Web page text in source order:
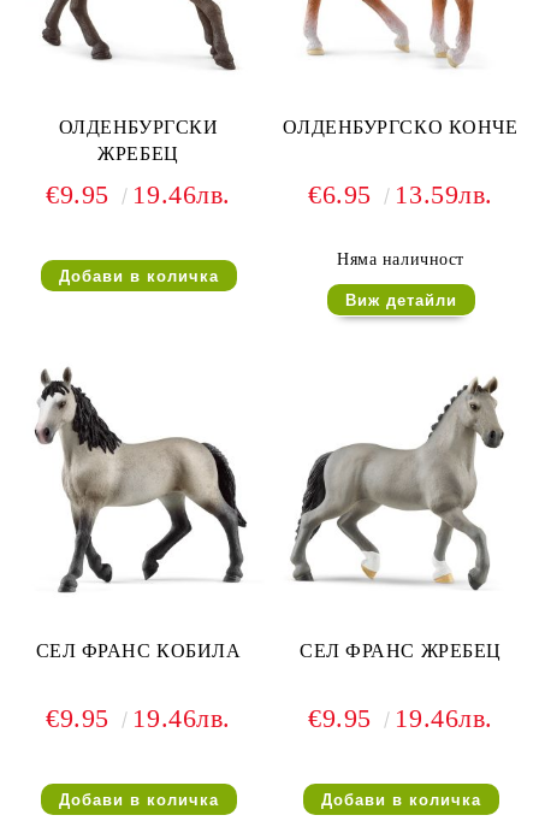
ОЛДЕНБУРГСКИ
ЖРЕБЕЦ
€9.95 19.46лв.
ОЛДЕНБУРГСКО КОНЧЕ
€6.95 13.59лв.
Няма наличност
Виж детайли
СЕЛ ФРАНС КОБИЛА
€9.95 19.46лв.
СЕЛ ФРАНС ЖРЕБЕЦ
€9.95 19.46лв.